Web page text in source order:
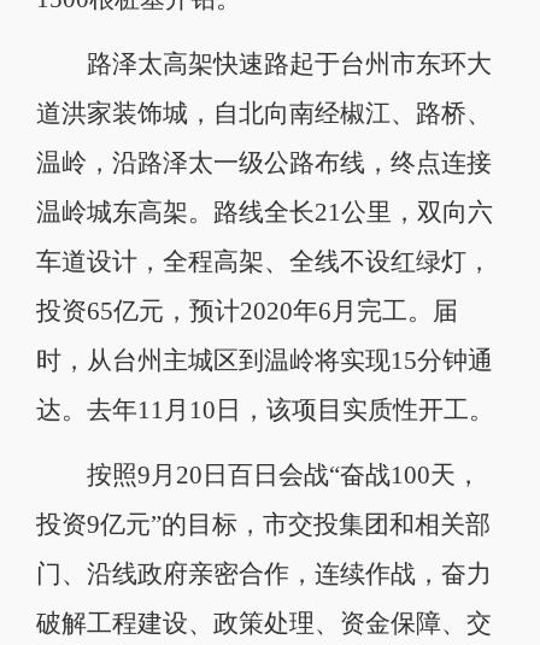
路泽太高架快速路起于台州市东环大
道洪家装饰城，自北向南经椒江、路桥、
温岭，沿路泽太一级公路布线，终点连接
温岭城东高架。路线全长21公里，双向六
车道设计，全程高架、全线不设红绿灯，
投资65亿元，预计2020年6月完工。届
时，从台州主城区到温岭将实现15分钟通
达。去年11月10日，该项目实质性开工。
按照9月20日百日会战“奋战100天，
投资9亿元”的目标，市交投集团和相关部
门、沿线政府亲密合作，连续作战，奋力
破解工程建设、政策处理、资金保障、交